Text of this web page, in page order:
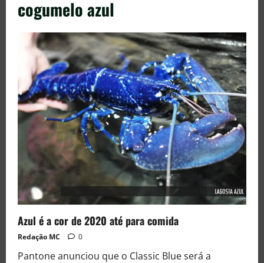
cogumelo azul
Azul é a cor de 2020 até para comida
Redação MC 0
Pantone anunciou que o Classic Blue será a